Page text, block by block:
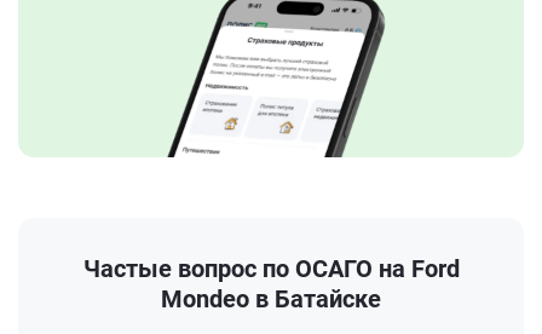
Частые вопрос по ОСАГО на Ford
Mondeo в Батайске